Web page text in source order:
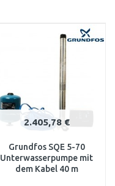
2.405,78 €
Grundfos SQE 5-70
Unterwasserpumpe mit
dem Kabel 40 m